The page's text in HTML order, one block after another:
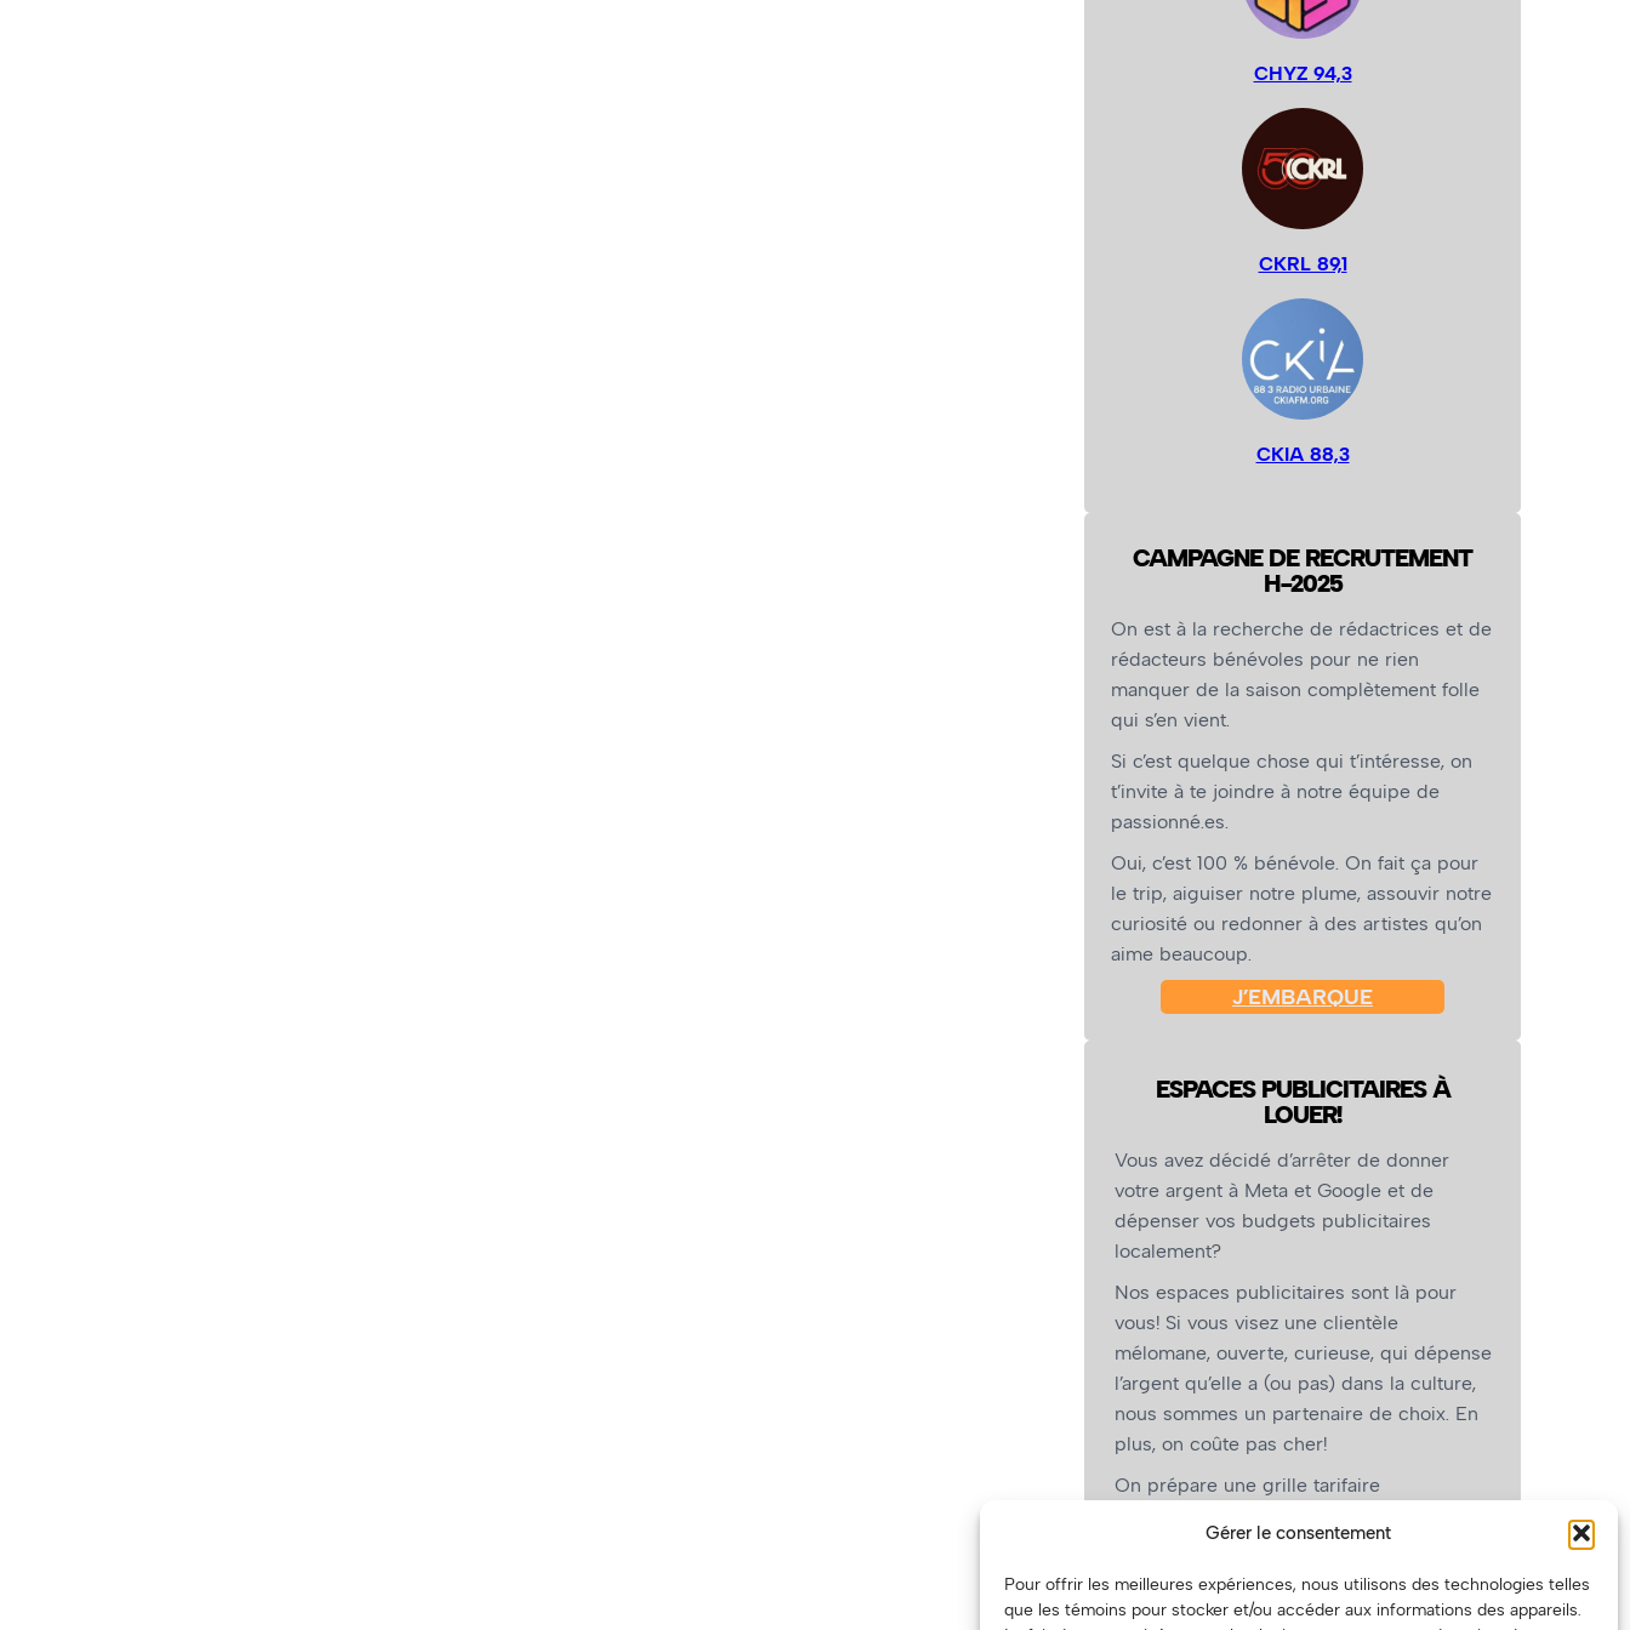
Gérer le consentement
Pour offrir les meilleures expériences, nous utilisons des technologies telles
que les témoins pour stocker et/ou accéder aux informations des appareils.
CHYZ 94,3
CKRL 89,1
CKIA 88,3
CAMPAGNE DE RECRUTEMENT
H-2025
On est à la recherche de rédactrices et de
rédacteurs bénévoles pour ne rien
manquer de la saison complètement folle
qui s’en vient.
Si c’est quelque chose qui t’intéresse, on
t’invite à te joindre à notre équipe de
passionné.es.
Oui, c’est 100 % bénévole. On fait ça pour
le trip, aiguiser notre plume, assouvir notre
curiosité ou redonner à des artistes qu’on
aime beaucoup.
J’EMBARQUE
ESPACES PUBLICITAIRES À
LOUER!
Vous avez décidé d’arrêter de donner
votre argent à Meta et Google et de
dépenser vos budgets publicitaires
localement?
Nos espaces publicitaires sont là pour
vous! Si vous visez une clientèle
mélomane, ouverte, curieuse, qui dépense
l’argent qu’elle a (ou pas) dans la culture,
nous sommes un partenaire de choix. En
plus, on coûte pas cher!
On prépare une grille tarifaire
vous, les artistes!)